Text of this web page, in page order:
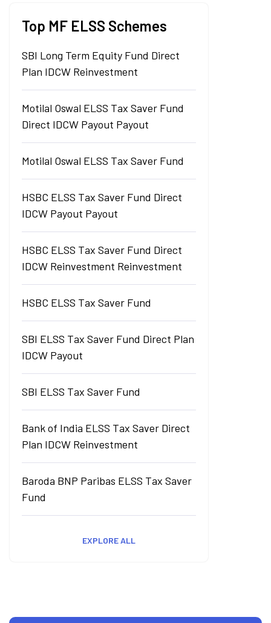
Top MF ELSS Schemes
SBI Long Term Equity Fund Direct
Plan IDCW Reinvestment
Motilal Oswal ELSS Tax Saver Fund
Direct IDCW Payout Payout
Motilal Oswal ELSS Tax Saver Fund
HSBC ELSS Tax Saver Fund Direct
IDCW Payout Payout
HSBC ELSS Tax Saver Fund Direct
IDCW Reinvestment Reinvestment
HSBC ELSS Tax Saver Fund
SBI ELSS Tax Saver Fund Direct Plan
IDCW Payout
SBI ELSS Tax Saver Fund
Bank of India ELSS Tax Saver Direct
Plan IDCW Reinvestment
Baroda BNP Paribas ELSS Tax Saver
Fund
EXPLORE ALL